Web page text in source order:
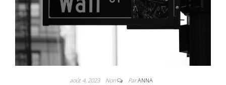
août 4, 2023 Non ParANNA